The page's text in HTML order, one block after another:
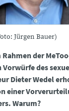
Jürgen Bauer)
der
des
Dieter Wedel
einer
Warum?